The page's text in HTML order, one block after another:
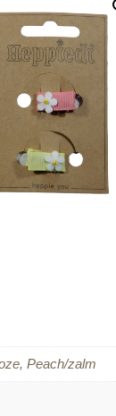
Peach/zalm